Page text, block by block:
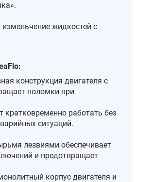
измельчение жидкостей с
конструкция двигателя с
поломки при
кратковременно работать без
ситуаций.
лезвиями обеспечивает
и предотвращает
корпус двигателя и